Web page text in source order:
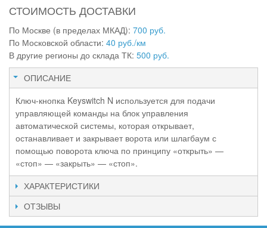
СТОИМОСТЬ ДОСТАВКИ
По Москве (в пределах МКАД): 700 руб.
По Московской области: 40 руб./км
В другие регионы до склада ТК: 500 руб.
ОПИСАНИЕ
Ключ-кнопка Keyswitch N используется для подачи
управляющей команды на блок управления
автоматической системы, которая открывает,
останавливает и закрывает ворота или шлагбаум с
помощью поворота ключа по принципу «открыть» —
«стоп» — «закрыть» — «стоп».
ХАРАКТЕРИСТИКИ
ОТЗЫВЫ